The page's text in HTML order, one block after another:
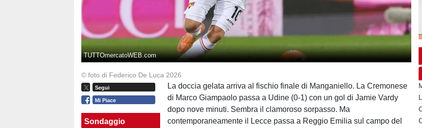
TUTTOmercatoWEB.com
© foto di Federico De Luca 2026
Segui
Mi Piace
Sondaggio
La doccia gelata arriva al fischio finale di Manganiello. La Cremonese
di Marco Giampaolo passa a Udine (0-1) con un gol di Jamie Vardy
dopo nove minuti. Sembra il clamoroso sorpasso. Ma
contemporaneamente il Lecce passa a Reggio Emilia sul campo del